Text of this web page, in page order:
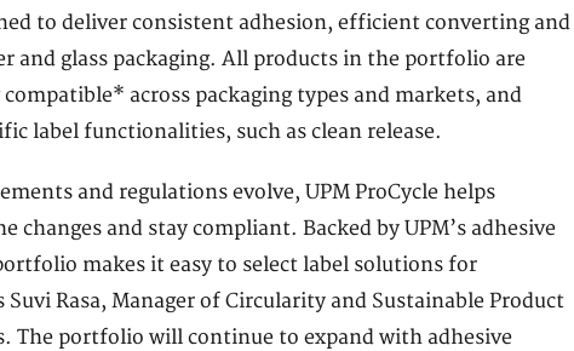
to deliver consistent adhesion, efficient converting and
and glass packaging. All products in the portfolio are
across packaging types and markets, and
label functionalities, such as clean release.
and regulations evolve, UPM ProCycle helps
changes and stay compliant. Backed by UPM’s adhesive
makes it easy to select label solutions for
Rasa, Manager of Circularity and Sustainable Product
The portfolio will continue to expand with adhesive